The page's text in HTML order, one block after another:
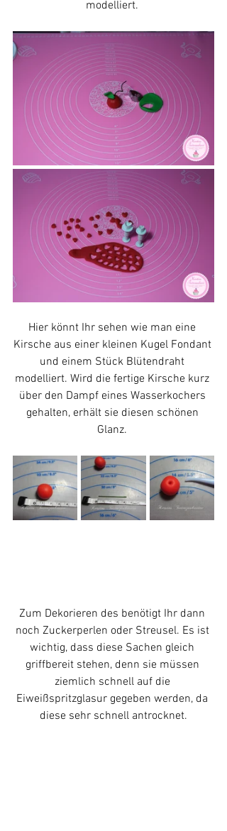
modelliert.
Hier könnt Ihr sehen wie man eine
Kirsche aus einer kleinen Kugel Fondant
und einem Stück Blütendraht
modelliert. Wird die fertige Kirsche kurz
über den Dampf eines Wasserkochers
gehalten, erhält sie diesen schönen
Glanz.
Zum Dekorieren des benötigt Ihr dann
noch Zuckerperlen oder Streusel. Es ist
wichtig, dass diese Sachen gleich
griffbereit stehen, denn sie müssen
ziemlich schnell auf die
Eiweißspritzglasur gegeben werden, da
diese sehr schnell antrocknet.